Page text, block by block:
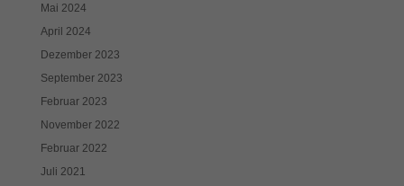
Mai 2024
April 2024
Dezember 2023
September 2023
Februar 2023
November 2022
Februar 2022
Juli 2021
Externe Medien (7)
standardmäßig blockiert. Wenn Cookies von externen Medien akzeptiert
werden, bedarf der Zugriff auf diese Inhalte keiner manuellen Einwilligung